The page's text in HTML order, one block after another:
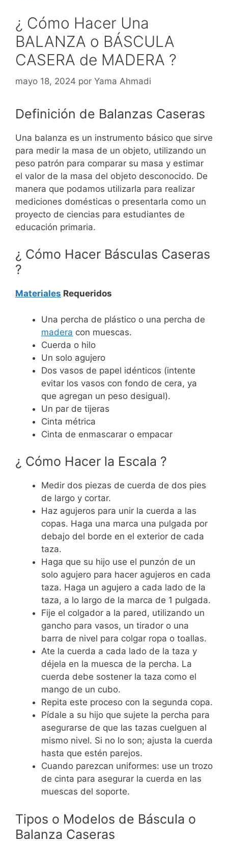
¿ Cómo Hacer Una
BALANZA o BÁSCULA
CASERA de MADERA ?
mayo 18, 2024 por Yama Ahmadi
Definición de Balanzas Caseras
Una balanza es un instrumento básico que sirve
para medir la masa de un objeto, utilizando un
peso patrón para comparar su masa y estimar
el valor de la masa del objeto desconocido. De
manera que podamos utilizarla para realizar
mediciones domésticas o presentarla como un
proyecto de ciencias para estudiantes de
educación primaria.
¿ Cómo Hacer Básculas Caseras
?
Materiales Requeridos
Una percha de plástico o una percha de
madera con muescas.
Cuerda o hilo
Un solo agujero
Dos vasos de papel idénticos (intente
evitar los vasos con fondo de cera, ya
que agregan un peso desigual).
Un par de tijeras
Cinta métrica
Cinta de enmascarar o empacar
¿ Cómo Hacer la Escala ?
Medir dos piezas de cuerda de dos pies
de largo y cortar.
Haz agujeros para unir la cuerda a las
copas. Haga una marca una pulgada por
debajo del borde en el exterior de cada
taza.
Haga que su hijo use el punzón de un
solo agujero para hacer agujeros en cada
taza. Haga un agujero a cada lado de la
taza, a lo largo de la marca de 1 pulgada.
Fije el colgador a la pared, utilizando un
gancho para vasos, un tirador o una
barra de nivel para colgar ropa o toallas.
Ate la cuerda a cada lado de la taza y
déjela en la muesca de la percha. La
cuerda debe sostener la taza como el
mango de un cubo.
Repita este proceso con la segunda copa.
Pídale a su hijo que sujete la percha para
asegurarse de que las tazas cuelguen al
mismo nivel. Si no lo son; ajusta la cuerda
hasta que estén parejos.
Cuando parezcan uniformes: use un trozo
de cinta para asegurar la cuerda en las
muescas del soporte.
Tipos o Modelos de Báscula o
Balanza Caseras